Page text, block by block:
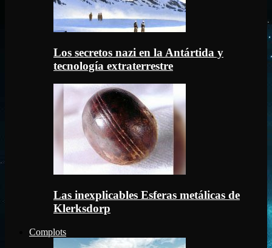
Los secretos nazi en la Antártida y
tecnología extraterrestre
Las inexplicables Esferas metálicas de
Klerksdorp
Complots